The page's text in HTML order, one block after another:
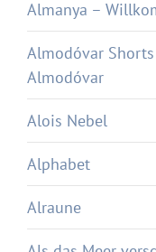
Almanya –
Almodóvar
Almodóvar
Alois Nebel
Alphabet
Alraune